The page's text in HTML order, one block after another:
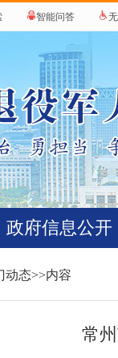
智能问答
政府信息公开
动态>>内容
常